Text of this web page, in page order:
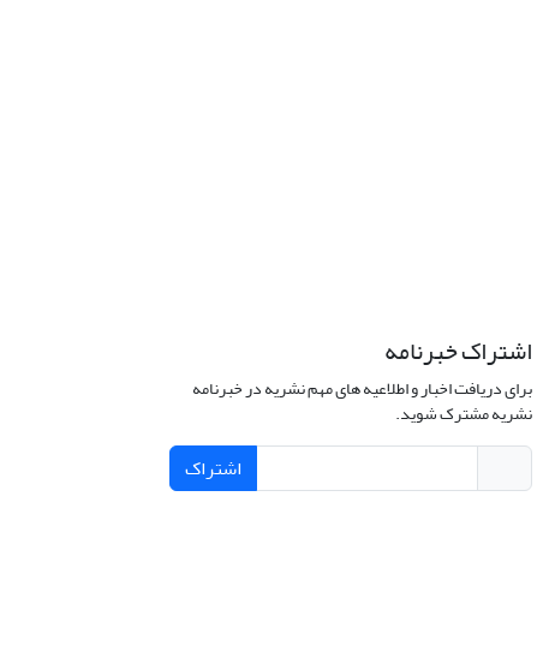
اشتراک خبرنامه
برای دریافت اخبار و اطلاعیه های مهم نشریه در خبرنامه
نشریه مشترک شوید.
اشتراک